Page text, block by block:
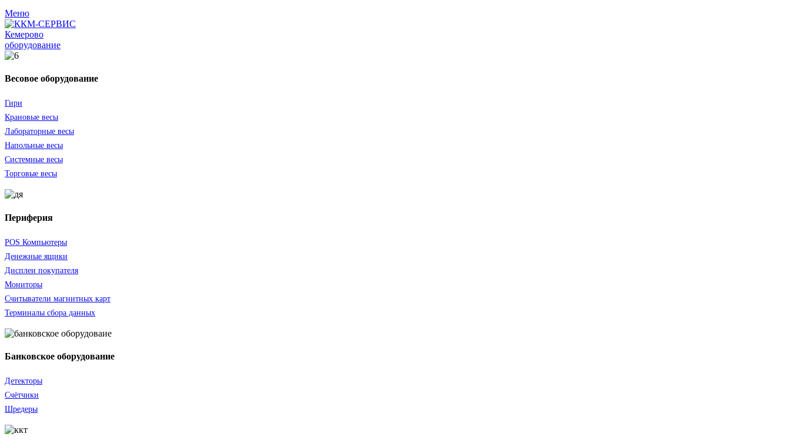
Меню
оборудование
Весовое оборудование
Гири
Крановые весы
Лабораторные весы
Напольные весы
Системные весы
Торговые весы
Периферия
POS Компьютеры
Денежные ящики
Дисплеи покупателя
Мониторы
Считыватели магнитных карт
Терминалы сбора данных
Банковское оборудование
Детекторы
Счётчики
Шредеры